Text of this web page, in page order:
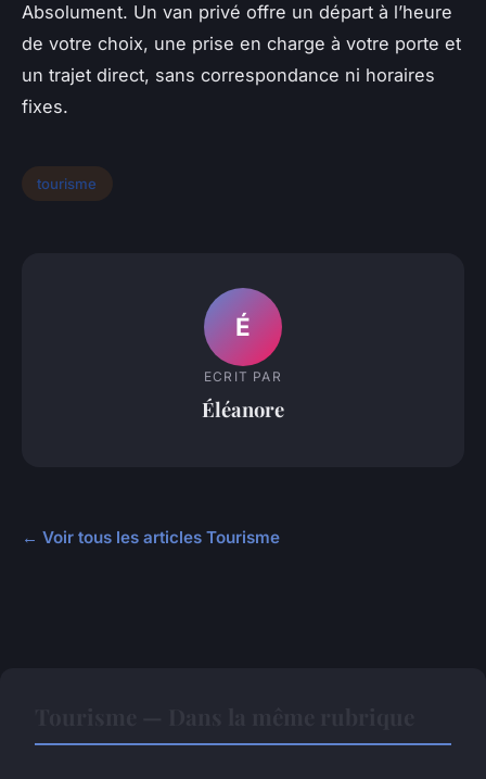
Absolument. Un van privé offre un départ à l’heure
de votre choix, une prise en charge à votre porte et
un trajet direct, sans correspondance ni horaires
fixes.
tourisme
É
ECRIT PAR
Éléanore
← Voir tous les articles Tourisme